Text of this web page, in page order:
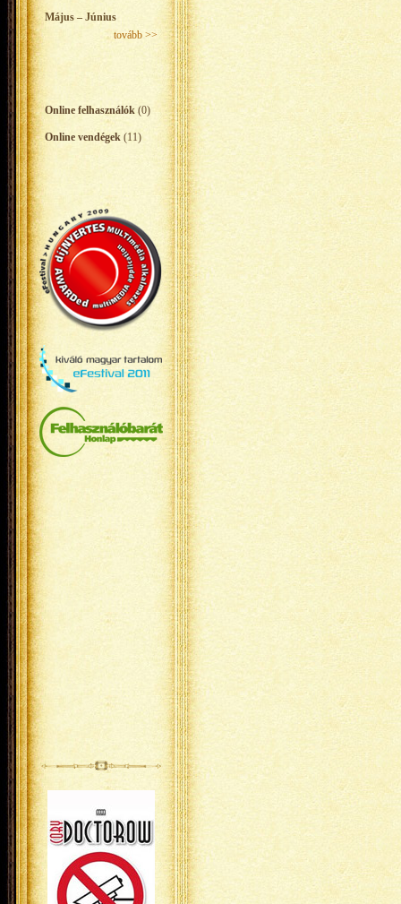
Május – Június
tovább >>
Online felhasználók (0)
Online vendégek (11)